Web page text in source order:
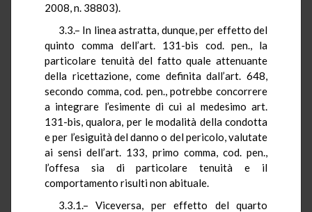
2008, n. 38803).
3.3.– In linea astratta, dunque, per effetto del
quinto comma dell’art. 131-bis cod. pen., la
particolare tenuità del fatto quale attenuante
della ricettazione, come definita dall’art. 648,
secondo comma, cod. pen., potrebbe concorrere
a integrare l’esimente di cui al medesimo art.
131-bis, qualora, per le modalità della condotta
e per l’esiguità del danno o del pericolo, valutate
ai sensi dell’art. 133, primo comma, cod. pen.,
l’offesa sia di particolare tenuità e il
comportamento risulti non abituale.
3.3.1.– Viceversa, per effetto del quarto